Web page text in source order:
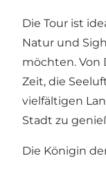
Die Tour ist
Natur und
möchten. Von
Zeit, die
vielfältigen
Stadt zu
Die Königin